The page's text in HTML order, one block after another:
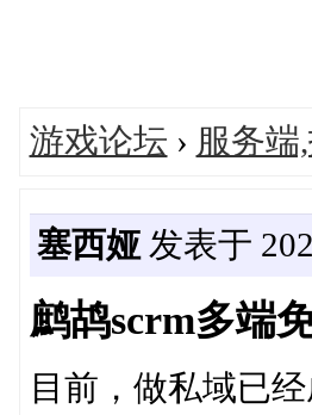
游戏论坛 › 服务端
塞西娅发表于
鹧鸪scrm多端
目前，做私域已